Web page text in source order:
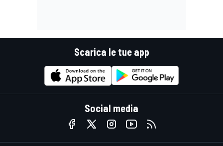
Scarica le tue app
Social media